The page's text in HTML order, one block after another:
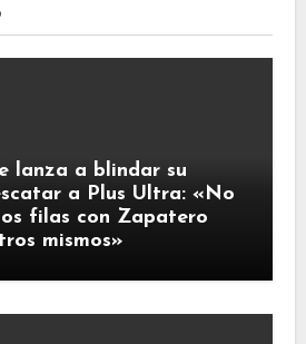
lanza a blindar su
a Plus Ultra: «No
filas con Zapatero
mismos»